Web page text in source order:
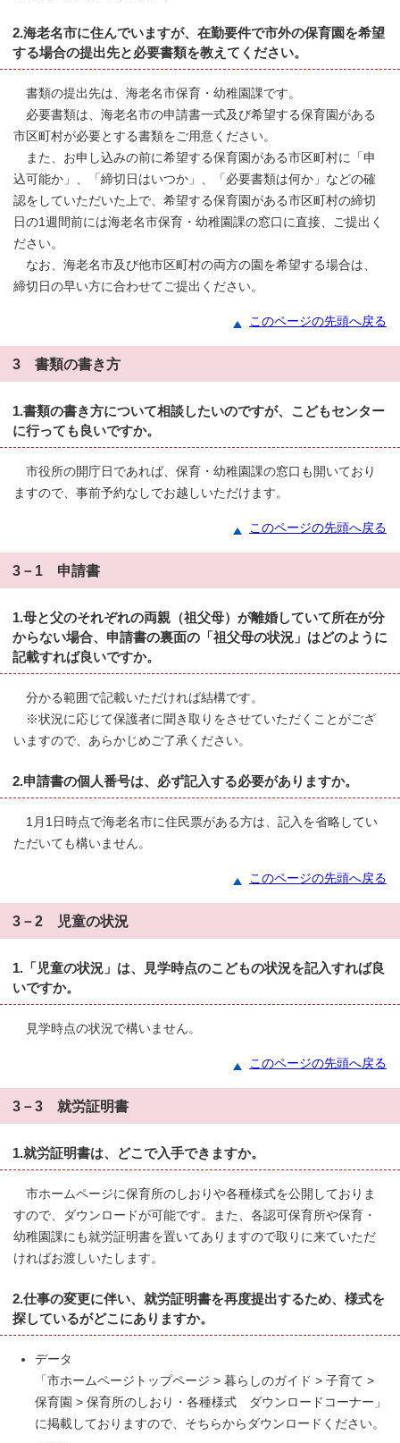
2.海老名市に住んでいますが、在勤要件で市外の保育園を希望
する場合の提出先と必要書類を教えてください。
書類の提出先は、海老名市保育・幼稚園課です。
必要書類は、海老名市の申請書一式及び希望する保育園がある
市区町村が必要とする書類をご用意ください。
また、お申し込みの前に希望する保育園がある市区町村に「申
込可能か」、「締切日はいつか」、「必要書類は何か」などの確
認をしていただいた上で、希望する保育園がある市区町村の締切
日の1週間前には海老名市保育・幼稚園課の窓口に直接、ご提出く
ださい。
なお、海老名市及び他市区町村の両方の園を希望する場合は、
締切日の早い方に合わせてご提出ください。
このページの先頭へ戻る
3 書類の書き方
1.書類の書き方について相談したいのですが、こどもセンター
に行っても良いですか。
市役所の開庁日であれば、保育・幼稚園課の窓口も開いており
ますので、事前予約なしでお越しいただけます。
このページの先頭へ戻る
3－1 申請書
1.母と父のそれぞれの両親（祖父母）が離婚していて所在が分
からない場合、申請書の裏面の「祖父母の状況」はどのように
記載すれば良いですか。
分かる範囲で記載いただければ結構です。
※状況に応じて保護者に聞き取りをさせていただくことがござ
いますので、あらかじめご了承ください。
2.申請書の個人番号は、必ず記入する必要がありますか。
1月1日時点で海老名市に住民票がある方は、記入を省略してい
ただいても構いません。
このページの先頭へ戻る
3－2 児童の状況
1.「児童の状況」は、見学時点のこどもの状況を記入すれば良
いですか。
見学時点の状況で構いません。
このページの先頭へ戻る
3－3 就労証明書
1.就労証明書は、どこで入手できますか。
市ホームページに保育所のしおりや各種様式を公開しておりま
すので、ダウンロードが可能です。また、各認可保育所や保育・
幼稚園課にも就労証明書を置いてありますので取りに来ていただ
ければお渡しいたします。
2.仕事の変更に伴い、就労証明書を再度提出するため、様式を
探しているがどこにありますか。
データ
「市ホームページトップページ > 暮らしのガイド > 子育て >
保育園 > 保育所のしおり・各種様式 ダウンロードコーナー」
に掲載しておりますので、そちらからダウンロードください。